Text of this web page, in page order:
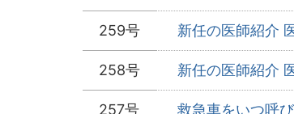
259号 新任の医師紹介
258号 新任の医師紹介
257号 救急車をいつ呼